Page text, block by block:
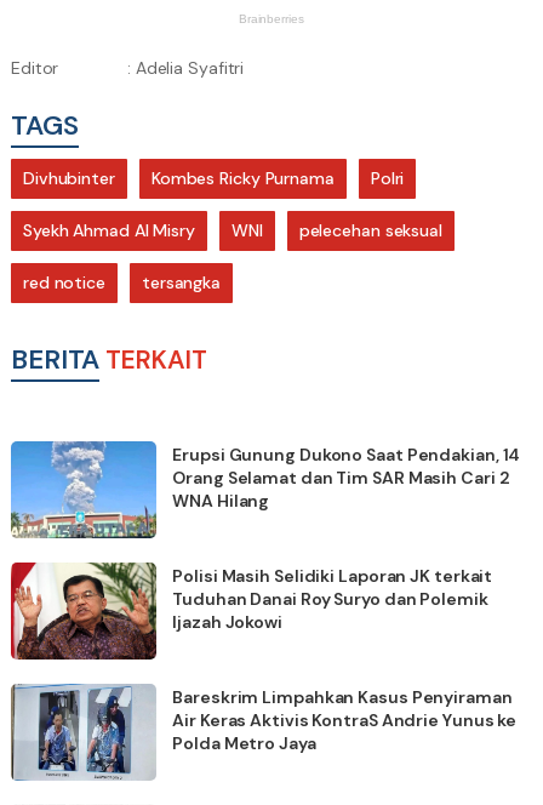
Editor : Adelia Syafitri
TAGS
Divhubinter Kombes Ricky Purnama Polri
Syekh Ahmad Al Misry WNI pelecehan seksual
red notice tersangka
BERITA TERKAIT
Erupsi Gunung Dukono Saat Pendakian, 14
Orang Selamat dan Tim SAR Masih Cari 2
WNA Hilang
Polisi Masih Selidiki Laporan JK terkait
Tuduhan Danai Roy Suryo dan Polemik
Ijazah Jokowi
Bareskrim Limpahkan Kasus Penyiraman
Air Keras Aktivis KontraS Andrie Yunus ke
Polda Metro Jaya